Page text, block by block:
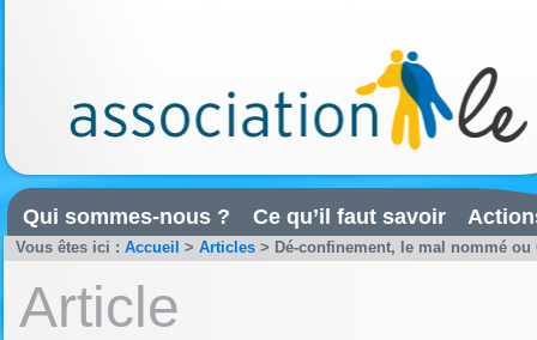
Qui sommes-nous ? Ce qu’il faut savoir
Vous êtes ici : Accueil > Articles > Dé-confinement, le mal nommé
Article